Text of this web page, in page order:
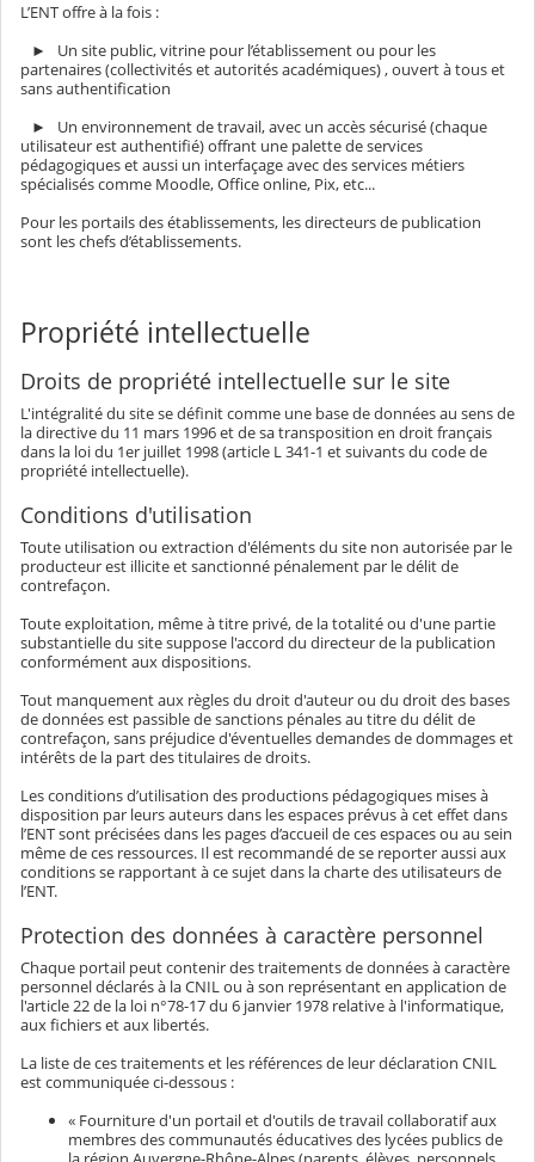
L’ENT offre à la fois :
► Un site public, vitrine pour l’établissement ou pour les
partenaires (collectivités et autorités académiques) , ouvert à tous et
sans authentification
► Un environnement de travail, avec un accès sécurisé (chaque
utilisateur est authentifié) offrant une palette de services
pédagogiques et aussi un interfaçage avec des services métiers
spécialisés comme Moodle, Office online, Pix, etc...
Pour les portails des établissements, les directeurs de publication
sont les chefs d’établissements.
Propriété intellectuelle
Droits de propriété intellectuelle sur le site
L'intégralité du site se définit comme une base de données au sens de
la directive du 11 mars 1996 et de sa transposition en droit français
dans la loi du 1er juillet 1998 (article L 341-1 et suivants du code de
propriété intellectuelle).
Conditions d'utilisation
Toute utilisation ou extraction d'éléments du site non autorisée par le
producteur est illicite et sanctionné pénalement par le délit de
contrefaçon.
Toute exploitation, même à titre privé, de la totalité ou d'une partie
substantielle du site suppose l'accord du directeur de la publication
conformément aux dispositions.
Tout manquement aux règles du droit d'auteur ou du droit des bases
de données est passible de sanctions pénales au titre du délit de
contrefaçon, sans préjudice d'éventuelles demandes de dommages et
intérêts de la part des titulaires de droits.
Les conditions d’utilisation des productions pédagogiques mises à
disposition par leurs auteurs dans les espaces prévus à cet effet dans
l’ENT sont précisées dans les pages d’accueil de ces espaces ou au sein
même de ces ressources. Il est recommandé de se reporter aussi aux
conditions se rapportant à ce sujet dans la charte des utilisateurs de
l’ENT.
Protection des données à caractère personnel
Chaque portail peut contenir des traitements de données à caractère
personnel déclarés à la CNIL ou à son représentant en application de
l'article 22 de la loi n°78-17 du 6 janvier 1978 relative à l'informatique,
aux fichiers et aux libertés.
La liste de ces traitements et les références de leur déclaration CNIL
est communiquée ci-dessous :
« Fourniture d'un portail et d'outils de travail collaboratif aux
membres des communautés éducatives des lycées publics de